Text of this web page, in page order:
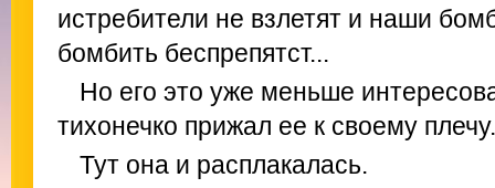
истребители не взлетят и наши
бомбить беспрепятст...
Но его это уже меньше
тихонечко прижал ее к своему плечу.
Тут она и расплакалась.